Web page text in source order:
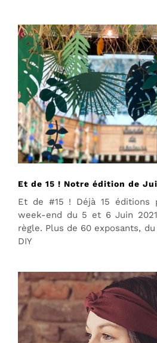
Et de 15 ! Notre édition de
Et de #15 ! Déjà 15 éditions
week-end du 5 et 6 Juin
règle. Plus de 60 exposants,
DIY